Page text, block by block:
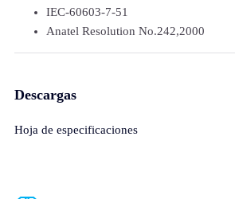
IEC-60603-7-51
Anatel Resolution No.242,2000
Descargas
Hoja de especificaciones